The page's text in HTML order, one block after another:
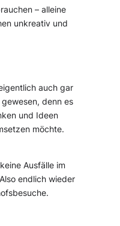
– alleine
unkreativ und
auch gar
denn es
und Ideen
möchte.
Ausfälle im
endlich wieder